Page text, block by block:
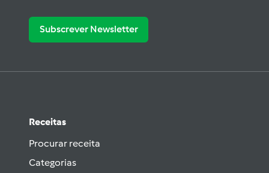
Subscrever Newsletter
Receitas
Procurar receita
Categorias